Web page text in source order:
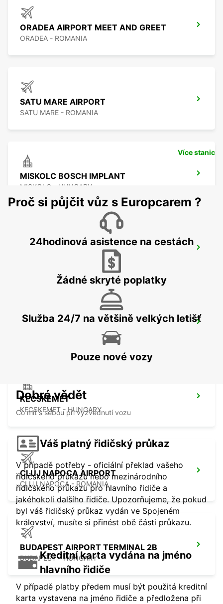
ORADEA AIRPORT MEET AND GREET
ORADEA - ROMANIA
SATU MARE AIRPORT
SATU MARE - ROMANIA
MISKOLC BOSCH IMPLANT
MISKOLC - HUNGARY
KOSICE AIRPORT
KOSICE - SLOVAK REPUBLIC
KECSKEMET
KECSKEMET - HUNGARY
CLUJ NAPOCA AIRPORT
CLUJ NAPOCA - ROMANIA
BUDAPEST AIRPORT TERMINAL 2B
BUDAPEST - HUNGARY
Více stanic
Proč si půjčit vůz s Europcarem ?
24hodinová asistence na cestách
Žádné skryté poplatky
Služba 24/7 na většině velkých letišť
Pouze nové vozy
Dobré vědět
Co mít s sebou při vyzvednutí vozu
Váš platný řidičský průkaz
V případě potřeby - oficiální překlad vašeho
řidičského průkazu nebo mezinárodního
řidičského průkazu pro hlavního řidiče a
jakéhokoli dalšího řidiče. Upozorňujeme, že pokud
byl váš řidičský průkaz vydán ve Spojeném
království, musíte si přinést obě části průkazu.
Kreditní karta vydána na jméno
hlavního řidiče
V případě platby předem musí být použitá kreditní
karta vystavena na jméno řidiče a předložena při